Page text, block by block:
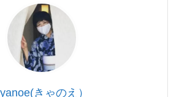
きゃのえ）